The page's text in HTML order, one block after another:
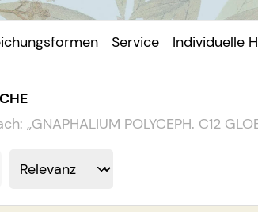
Service Individuelle
„GNAPHALIUM POLYCEPH. C12